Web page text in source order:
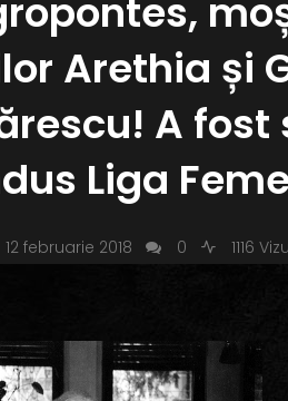
Arethia și
A fost
Liga
12 februarie 2018 0 1116